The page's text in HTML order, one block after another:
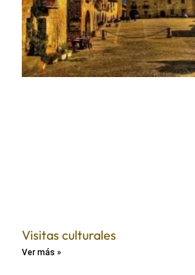
Visitas culturales
Ver más »